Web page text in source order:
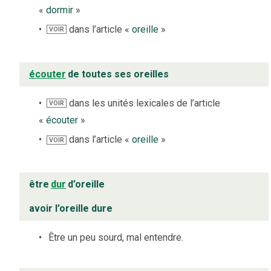
« dormir »
VOIR dans l’article «oreille »
écouter de toutes ses oreilles
VOIR
dans les unités lexicales de l’article
« écouter »
VOIR dans l’article «oreille »
être dur d’oreille
avoir l’oreille dure
Être un peu sourd, mal entendre.